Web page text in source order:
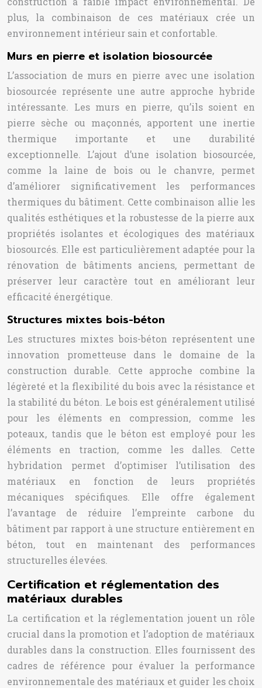
plus, la combinaison de ces matériaux crée un
environnement intérieur sain et confortable.
Murs en pierre et isolation biosourcée
L’association de murs en pierre avec une isolation
biosourcée représente une autre approche hybride
intéressante. Les murs en pierre, qu’ils soient en
pierre sèche ou maçonnés, apportent une inertie
thermique importante et une durabilité
exceptionnelle. L’ajout d’une isolation biosourcée,
comme la laine de bois ou le chanvre, permet
d’améliorer significativement les performances
thermiques du bâtiment. Cette combinaison allie les
qualités esthétiques et la robustesse de la pierre aux
propriétés isolantes et écologiques des matériaux
biosourcés. Elle est particulièrement adaptée pour la
rénovation de bâtiments anciens, permettant de
préserver leur caractère tout en améliorant leur
efficacité énergétique.
Structures mixtes bois-béton
Les structures mixtes bois-béton représentent une
innovation prometteuse dans le domaine de la
construction durable. Cette approche combine la
légèreté et la flexibilité du bois avec la résistance et
la stabilité du béton. Le bois est généralement utilisé
pour les éléments en compression, comme les
poteaux, tandis que le béton est employé pour les
éléments en traction, comme les dalles. Cette
hybridation permet d’optimiser l’utilisation des
matériaux en fonction de leurs propriétés
mécaniques spécifiques. Elle offre également
l’avantage de réduire l’empreinte carbone du
bâtiment par rapport à une structure entièrement en
béton, tout en maintenant des performances
structurelles élevées.
Certification et réglementation des
matériaux durables
La certification et la réglementation jouent un rôle
crucial dans la promotion et l’adoption de matériaux
durables dans la construction. Elles fournissent des
cadres de référence pour évaluer la performance
environnementale des matériaux et guider les choix